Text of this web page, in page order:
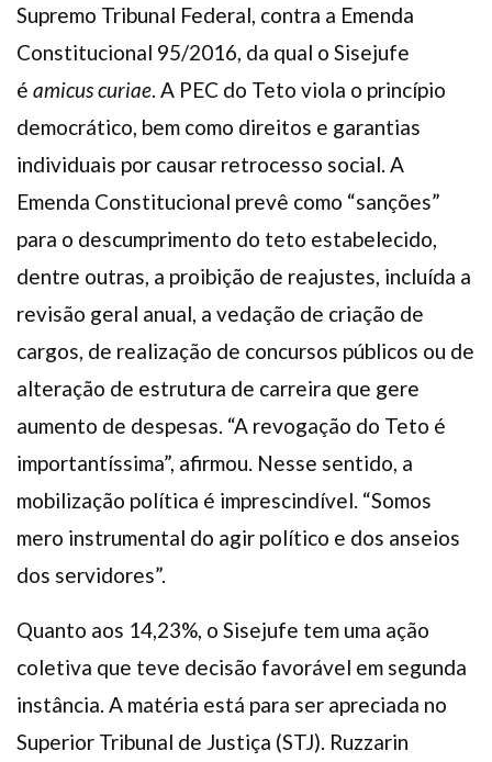
Supremo Tribunal Federal, contra a Emenda
Constitucional 95/2016, da qual o Sisejufe
é amicus curiae. A PEC do Teto viola o princípio
democrático, bem como direitos e garantias
individuais por causar retrocesso social. A
Emenda Constitucional prevê como “sanções”
para o descumprimento do teto estabelecido,
dentre outras, a proibição de reajustes, incluída a
revisão geral anual, a vedação de criação de
cargos, de realização de concursos públicos ou de
alteração de estrutura de carreira que gere
aumento de despesas. “A revogação do Teto é
importantíssima”, afirmou. Nesse sentido, a
mobilização política é imprescindível. “Somos
mero instrumental do agir político e dos anseios
dos servidores”.
Quanto aos 14,23%, o Sisejufe tem uma ação
coletiva que teve decisão favorável em segunda
instância. A matéria está para ser apreciada no
Superior Tribunal de Justiça (STJ). Ruzzarin